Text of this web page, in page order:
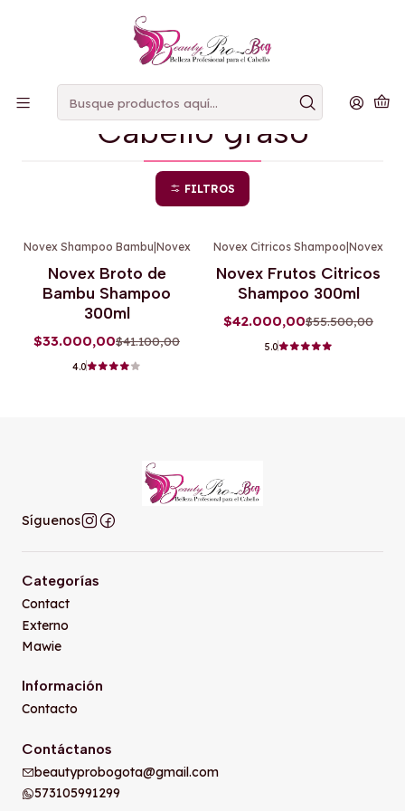
PAGOS
Inicio Cabello graso
Cabello graso
FILTROS
Novex Shampoo Bambu|Novex
Novex Broto de
Bambu Shampoo
300ml
$33.000,00$41.100,00
4.0
Agotado
Novex Citricos Shampoo|Novex
Novex Frutos Citricos
Shampoo 300ml
$42.000,00$55.500,00
5.0
Síguenos
Categorías
Contact
Externo
Mawie
Información
Contacto
Contáctanos
beautyprobogota@gmail.com
573105991299